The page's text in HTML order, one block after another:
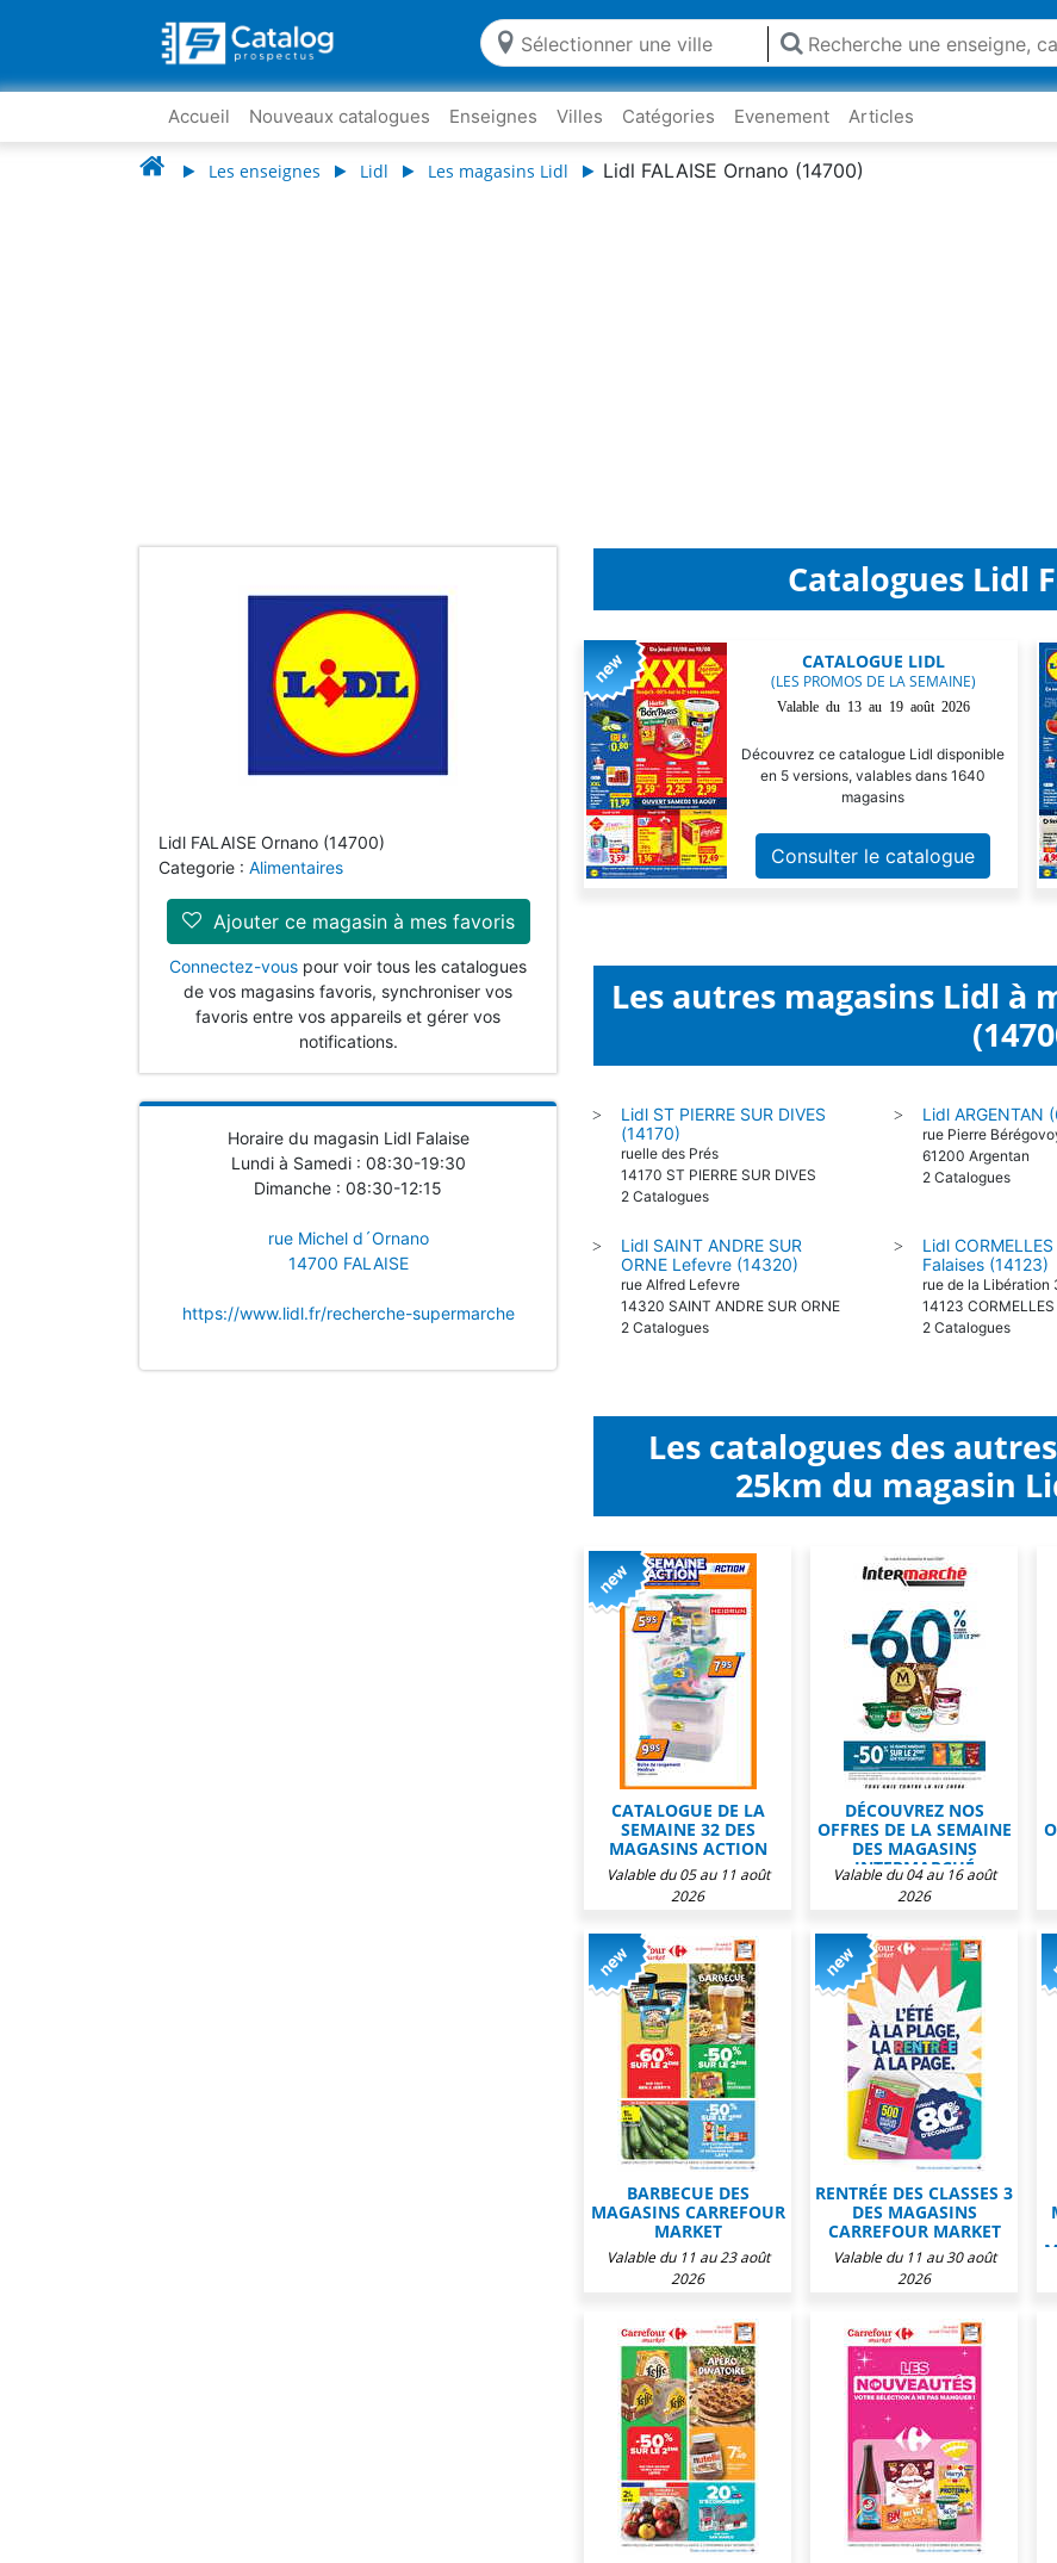
Accueil Nouveaux catalogues Enseignes Villes Catégories Evenement Articles
Les enseignes Lidl Les magasins Lidl Lidl FALAISE Ornano (14700)
Lidl FALAISE Ornano (14700)
Categorie : Alimentaires
Ajouter ce magasin à mes favoris
Connectez-vous pour voir tous les catalogues
de vos magasins favoris, synchroniser vos
favoris entre vos appareils et gérer vos
notifications.
Horaire du magasin Lidl Falaise
Lundi à Samedi : 08:30-19:30
Dimanche : 08:30-12:15
rue Michel d´Ornano
14700 FALAISE
https://www.lidl.fr/recherche-supermarche
Catalogues Lidl
CATALOGUE LIDL
(LES PROMOS DE LA SEMAINE)
Valable du 13 au 19 août 2026
Découvrez ce catalogue Lidl disponible
en 5 versions, valables dans 1640
magasins
Consulter le catalogue
Les autres magasins Lidl à
>
Lidl ST PIERRE SUR DIVES
(14170)
ruelle des Prés
14170 ST PIERRE SUR DIVES
2 Catalogues
> Lidl ARGENTAN
rue Pierre
61200 Argentan
2 Catalogues
>
Lidl SAINT ANDRE SUR
ORNE Lefevre (14320)
rue Alfred Lefevre
14320 SAINT ANDRE SUR ORNE
2 Catalogues
>
Lidl CORMELLES
Falaises (14123)
rue de la Libération
14123 CORMELLES
2 Catalogues
Les catalogues des
25km du magasin
CATALOGUE DE LA
SEMAINE 32 DES
MAGASINS ACTION
Valable du 05 au 11 août
2026
DÉCOUVREZ NOS
OFFRES DE LA SEMAINE
DES MAGASINS
INTERMARCHÉ
Valable du 04 au 16 août
2026
BARBECUE DES
MAGASINS CARREFOUR
MARKET
Valable du 11 au 23 août
2026
RENTRÉE DES CLASSES 3
DES MAGASINS
CARREFOUR MARKET
Valable du 11 au 30 août
2026